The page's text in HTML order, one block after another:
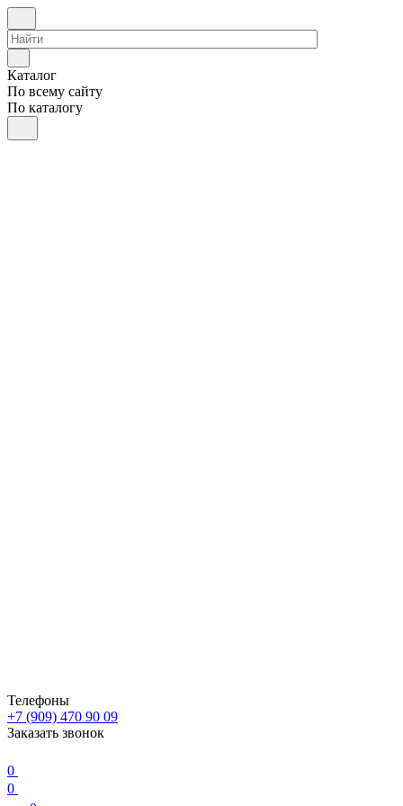
Каталог
По всему сайту
По каталогу
Телефоны
+7 (909) 470 90 09
Заказать звонок
0
0